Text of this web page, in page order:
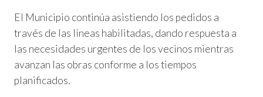
El Municipio continúa asistiendo los pedidos a
través de las líneas habilitadas, dando respuesta a
las necesidades urgentes de los vecinos mientras
avanzan las obras conforme a los tiempos
planificados.